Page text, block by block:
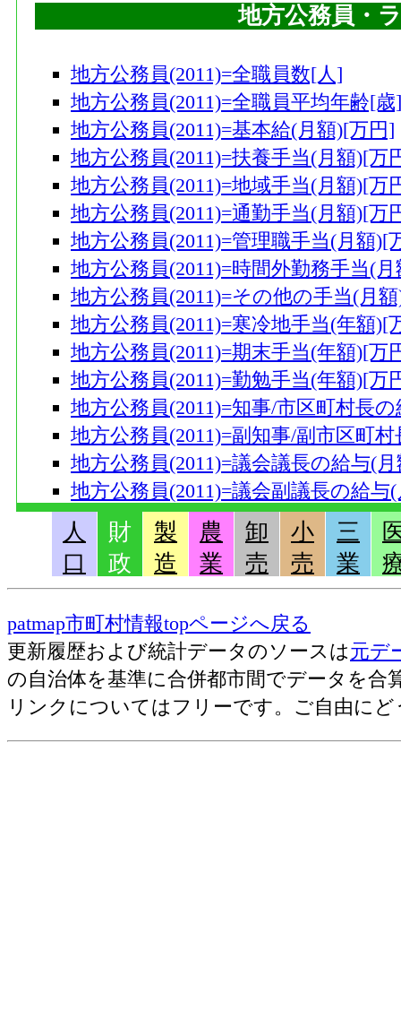
地方公務員・
地方公務員(2011)=全職員数[人]
地方公務員(2011)=全職員平均年齢[歳]
地方公務員(2011)=基本給(月額)[万円]
地方公務員(2011)=扶養手当(月額)[万
地方公務員(2011)=地域手当(月額)[万
地方公務員(2011)=通勤手当(月額)[万
地方公務員(2011)=管理職手当(月額)[
地方公務員(2011)=時間外勤務手当(
地方公務員(2011)=その他の手当(月
地方公務員(2011)=寒冷地手当(年額)[
地方公務員(2011)=期末手当(年額)[万
地方公務員(2011)=勤勉手当(年額)[万
地方公務員(2011)=知事/市区町村長
地方公務員(2011)=副知事/副市区町
地方公務員(2011)=議会議長の給与(
地方公務員(2011)=議会副議長の給与
地方公務員(2011)=議会議員の給与(
地方公務員(2011)=教育長の給与(月
地方公務員(2011)=年収[万円]
地方公務員(2011)=一万人あたりの職
地方公務員(2011)=一人あたりの人
古いラン
人
口
財
政
製
造
農
業
卸
売
小
売
三
業
patmap市町村情報topページへ戻る
更新履歴および統計データのソースは元デ
の自治体を基準に合併都市間でデータを合
リンクについてはフリーです。ご自由にど